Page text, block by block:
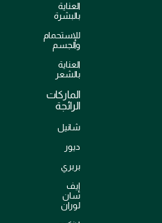
العناية
بالبشرة
للإستحمام
والجسم
العناية
بالشعر
الماركات
الرائجة
شانيل
ديور
بربري
إيف
سان
لوران